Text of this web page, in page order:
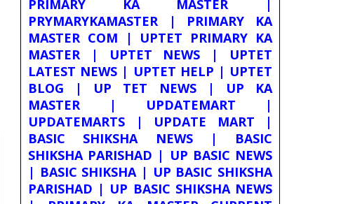
PRIMARY KA MASTER |
PRYMARYKAMASTER | PRIMARY KA
MASTER COM | UPTET PRIMARY KA
MASTER | UPTET NEWS | UPTET
LATEST NEWS | UPTET HELP | UPTET
BLOG | UP TET NEWS | UP KA
MASTER | UPDATEMART |
UPDATEMARTS | UPDATE MART |
BASIC SHIKSHA NEWS | BASIC
SHIKSHA PARISHAD | UP BASIC NEWS
| BASIC SHIKSHA | UP BASIC SHIKSHA
PARISHAD | UP BASIC SHIKSHA NEWS